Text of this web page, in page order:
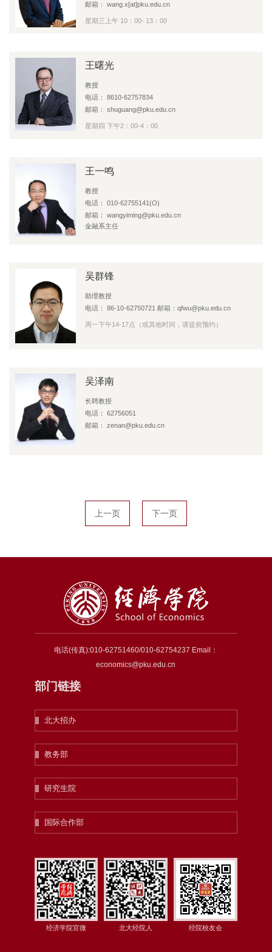
邮箱： wang.x[at]pku.edu.cn
星期三上午 10：00- 13：00
王曙光
教授
电话： 8610-62757834
邮箱： shuguang@pku.edu.cn
星期四 下午2：00-4：00
王一鸣
教授
电话： 010-62755141(O)
邮箱： wangyiming@pku.edu.cn
金融系主任
吴群锋
助理教授
电话： 86-10-62750721 邮箱：qfwu@pku.edu.cn
周一下午14-17点（或其他时间，请提前预约）
吴泽南
长聘教授
电话： 62756051
邮箱： zenan@pku.edu.cn
上一页 下一页
电话(传真):010-62751460/010-62754237 Email：
economics@pku.edu.cn
部门链接
北大招办
教务部
研究生院
国际合作部
经济学院官微 北大经院人 经院校友会